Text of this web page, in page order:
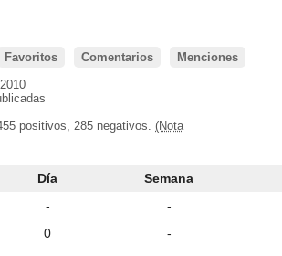
Favoritos Comentarios
Menciones
positivos, 285 negativos. (Nota
Día Semana
- -
0 -